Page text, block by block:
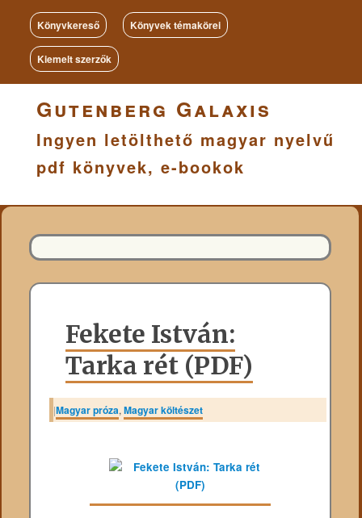
Könyvkereső Könyvek témakörei
Kiemelt szerzők
Gutenberg Galaxis
Ingyen letölthető magyar nyelvű
pdf könyvek, e-bookok
Fekete István:
Tarka rét (PDF)
|Magyar próza,Magyar költészet